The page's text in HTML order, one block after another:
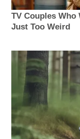
TV Couples Who
Just Too Weird